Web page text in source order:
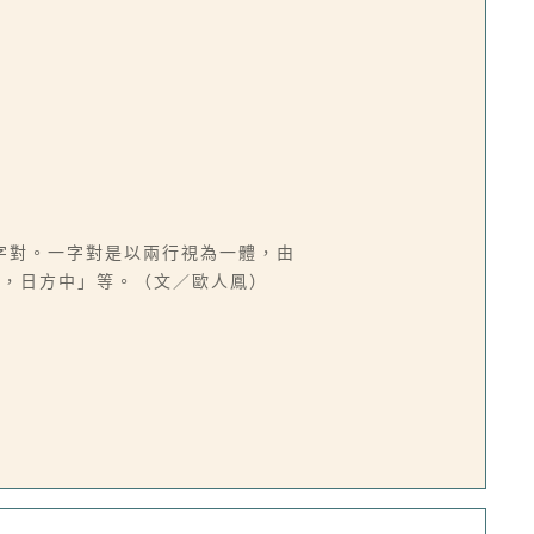
。一字對是以兩行視為一體，由
日方中」等。（文／歐人鳳）